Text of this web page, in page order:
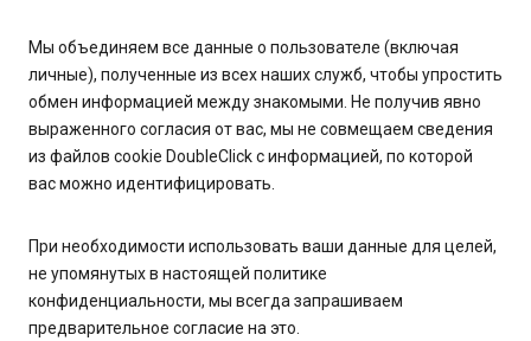
Мы объединяем все данные о пользователе (включая
личные), полученные из всех наших служб, чтобы упростить
обмен информацией между знакомыми. Не получив явно
выраженного согласия от вас, мы не совмещаем сведения
из файлов cookie DoubleClick с информацией, по которой
вас можно идентифицировать.
При необходимости использовать ваши данные для целей,
не упомянутых в настоящей политике
конфиденциальности, мы всегда запрашиваем
предварительное согласие на это.